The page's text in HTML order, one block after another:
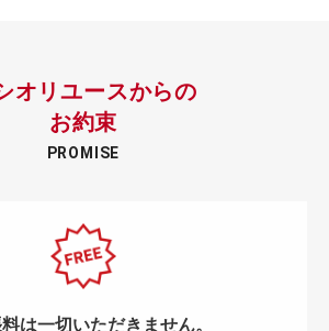
オリユースからの
お約束
PROMISE
は一切いただきません。